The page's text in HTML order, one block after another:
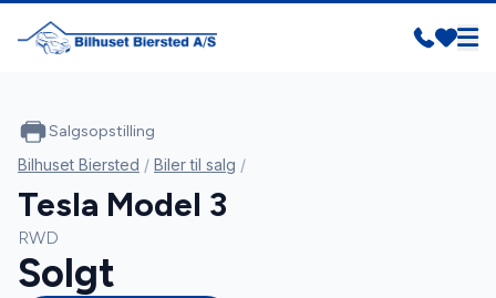
Salgsopstilling
Bilhuset Biersted / Biler til salg /
Tesla Model 3
RWD
Solgt